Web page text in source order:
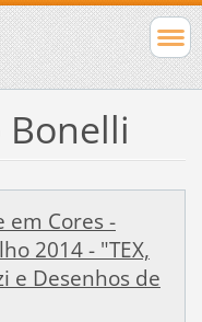
Bonelli
em Cores -
2014 - "TEX,
e Desenhos de